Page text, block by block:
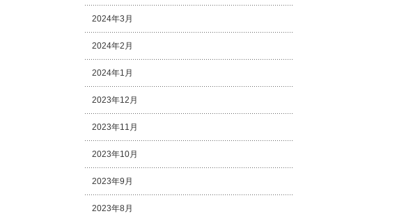
2024年3月
2024年2月
2024年1月
2023年12月
2023年11月
2023年10月
2023年9月
2023年8月